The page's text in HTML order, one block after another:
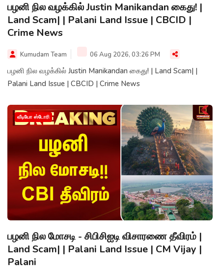
பழனி நில வழக்கில் Justin Manikandan கைது! |
Land Scam| | Palani Land Issue | CBCID |
Crime News
Kumudam Team 06 Aug 2026, 03:26 PM
பழனி நில வழக்கில் Justin Manikandan கைது! | Land Scam| |
Palani Land Issue | CBCID | Crime News
வீடியோ ஸ்டோரி
பழனி நில மோசடி - சிபிசிஐடி விசாரணை தீவிரம் |
Land Scam| | Palani Land Issue | CM Vijay |
Palani